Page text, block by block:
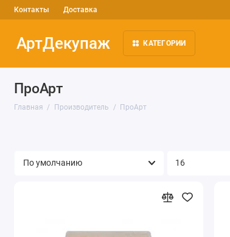
Контакты Доставка
АртДекупаж КАТЕГОРИИ
ПроАрт
Главная Производитель ПроАрт